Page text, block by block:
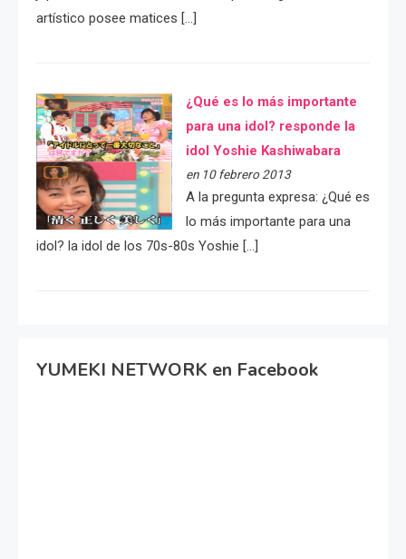
artístico posee matices […]
¿Qué es lo más importante
para una idol? responde la
idol Yoshie Kashiwabara
en 10 febrero 2013
A la pregunta expresa: ¿Qué es
lo más importante para una
idol? la idol de los 70s-80s Yoshie […]
YUMEKI NETWORK en Facebook